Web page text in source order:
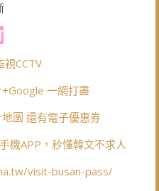
CCTV
一網打盡
圖 還有電子優惠券
機APP，秒懂韓文不求人
visit-busan-pass/